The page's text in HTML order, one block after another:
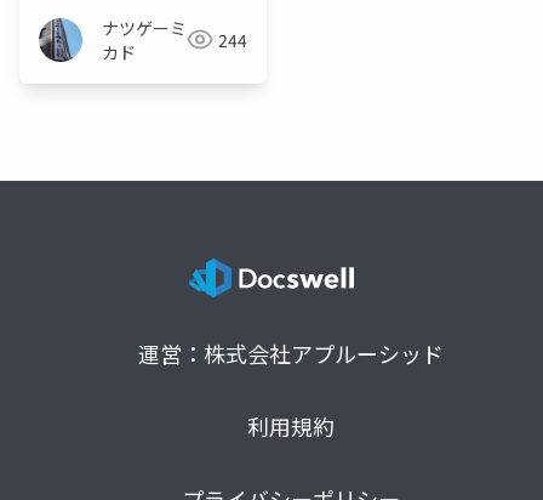
ナツゲーミ
カド
244
運営：株式会社アプルーシッド
利用規約